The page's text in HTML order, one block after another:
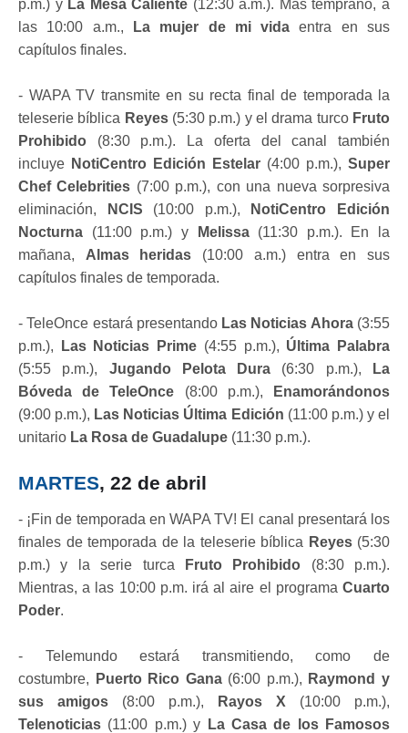
p.m.) y La Mesa Caliente (12:30 a.m.). Más temprano, a
las 10:00 a.m.,
La mujer de mi vida entra en sus
capítulos finales.
- WAPA TV transmite en su recta final de temporada la
teleserie bíblica Reyes(5:30 p.m.) y el drama turco Fruto
Prohibido (8:30 p.m.). La oferta del canal también
incluye NotiCentro Edición Estelar (4:00 p.m.), Super
Chef Celebrities (7:00 p.m.), con una nueva sorpresiva
eliminación,
NCIS (10:00 p.m.),
NotiCentro Edición
Nocturna (11:00 p.m.) y Melissa(11:30 p.m.). En la
mañana, Almas heridas (10:00 a.m.) entra en sus
capítulos finales de temporada.
- TeleOnce estará presentando Las Noticias Ahora(3:55
p.m.),
Las Noticias Prime (4:55 p.m.), Última Palabra
(5:55 p.m.), Jugando Pelota Dura (6:30 p.m.),
La
Bóveda de TeleOnce (8:00 p.m.),
Enamorándonos
(9:00 p.m.), Las Noticias Última Edición (11:00 p.m.) y el
unitario La Rosa de Guadalupe (11:30 p.m.).
MARTES, 22 de abril
- ¡Fin de temporada en WAPA TV! El canal presentará los
finales de temporada de la teleserie bíblica Reyes(5:30
p.m.) y la serie turca
Fruto Prohibido (8:30 p.m.).
Mientras, a las 10:00 p.m. irá al aire el programa Cuarto
Poder.
- Telemundo estará transmitiendo, como de
costumbre,
Puerto Rico Gana(6:00 p.m.), Raymond y
sus amigos (8:00 p.m.), Rayos X (10:00 p.m.),
Telenoticias (11:00 p.m.) y
La Casa de los Famosos